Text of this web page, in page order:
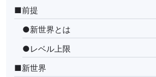
■前提
●新世界とは
●レベル上限
■新世界